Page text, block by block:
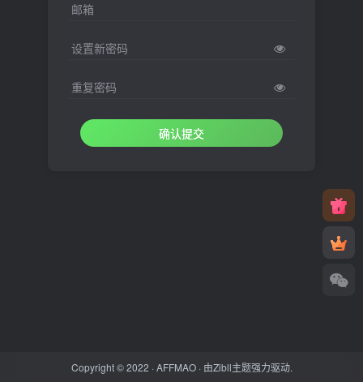
邮箱
设置新密码
重复密码
确认提交
Copyright © 2022 ·AFFMAO· 由Zibll主题强力驱动.